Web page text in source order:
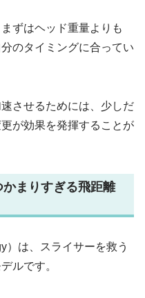
ずはヘッド重量よりも
のタイミングに合ってい
させるためには、少しだ
が効果を発揮することが
まりすぎる飛距離
）は、スライサーを救う
ルです。